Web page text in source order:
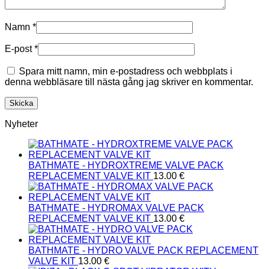
Namn *
E-post*
Spara mitt namn, min e-postadress och webbplats i
denna webbläsare till nästa gång jag skriver en kommentar.
Nyheter
BATHMATE - HYDROXTREME VALVE PACK
REPLACEMENT VALVE KIT 13.00 €
BATHMATE - HYDROMAX VALVE PACK
REPLACEMENT VALVE KIT 13.00 €
BATHMATE - HYDRO VALVE PACK REPLACEMENT
VALVE KIT 13.00 €